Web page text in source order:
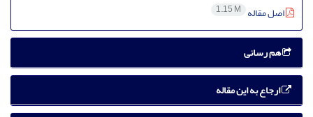
اصل مقاله 1.15 M
هم رسانی
ارجاع به این مقاله